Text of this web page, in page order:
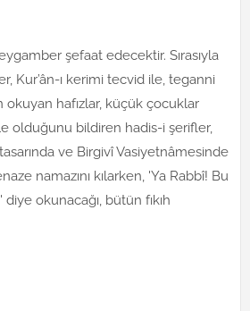
şefaat edecektir. Sırasıyla
Kur’ân-ı kerimi tecvid ile, teganni
hafızlar, küçük çocuklar
olduğunu bildiren hadis-i şerifler,
ve Birgivî Vasiyetnâmesinde
namazını kılarken, 'Ya Rabbî! Bu
okunacağı, bütün fıkıh